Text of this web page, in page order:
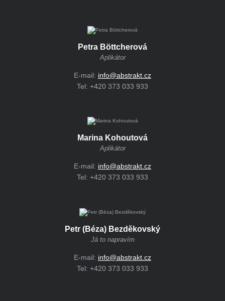
Petra Böttcherová
Aplikátor
E-mail: info@abstrakt.cz
Tel: +420 373 033 933
Marina Kohoutová
Aplikátor
E-mail: info@abstrakt.cz
Tel: +420 373 033 933
Petr (Béza) Bezděkovský
Já to napravím
E-mail: info@abstrakt.cz
Tel: +420 373 033 933